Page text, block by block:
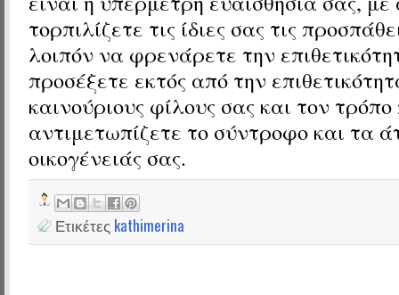
τορπιλίζετε τις ίδιες σας τις
λοιπόν να φρενάρετε την
προσέξετε εκτός από την
καινούριους φίλους σας και τον
αντιμετωπίζετε το σύντροφο και τα
οικογένειάς σας.
Ετικέτες kathimerina